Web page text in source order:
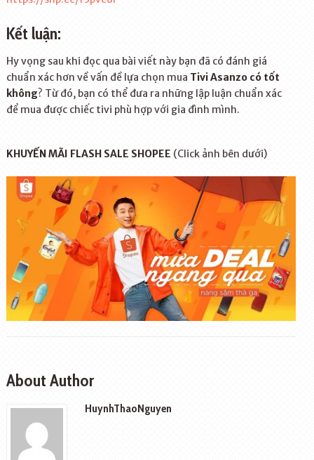
Kết luận:
Hy vọng sau khi đọc qua bài viết này bạn đã có đánh giá
chuẩn xác hơn về vấn đề lựa chọn mua Tivi Asanzo có tốt
không? Từ đó, bạn có thể đưa ra những lập luận chuẩn xác
để mua được chiếc tivi phù hợp với gia đình mình.
KHUYẾN MÃI FLASH SALE SHOPEE (Click ảnh bên dưới)
About Author
HuynhThaoNguyen